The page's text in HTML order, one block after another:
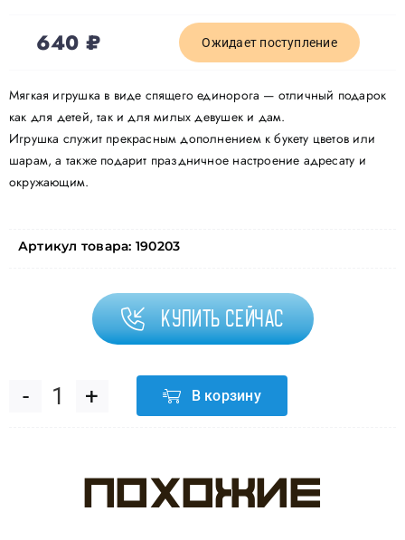
640₽ Ожидает поступление
Мягкая игрушка в виде спящего единорога — отличный подарок
как для детей, так и для милых девушек и дам.
Игрушка служит прекрасным дополнением к букету цветов или
шарам, а также подарит праздничное настроение адресату и
окружающим.
Артикул товара: 190203
Купить сейчас
Количество
Мягкая
В корзину
Похожие